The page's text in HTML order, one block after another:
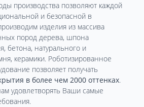
производства позволяют каждой
и безопасной в
изделия из массива
пород дерева, шпона
бетона, натурального и
керамики. Роботизированное
позволяет получать
в более чем 2000 оттенках.
удовлетворять Ваши самые